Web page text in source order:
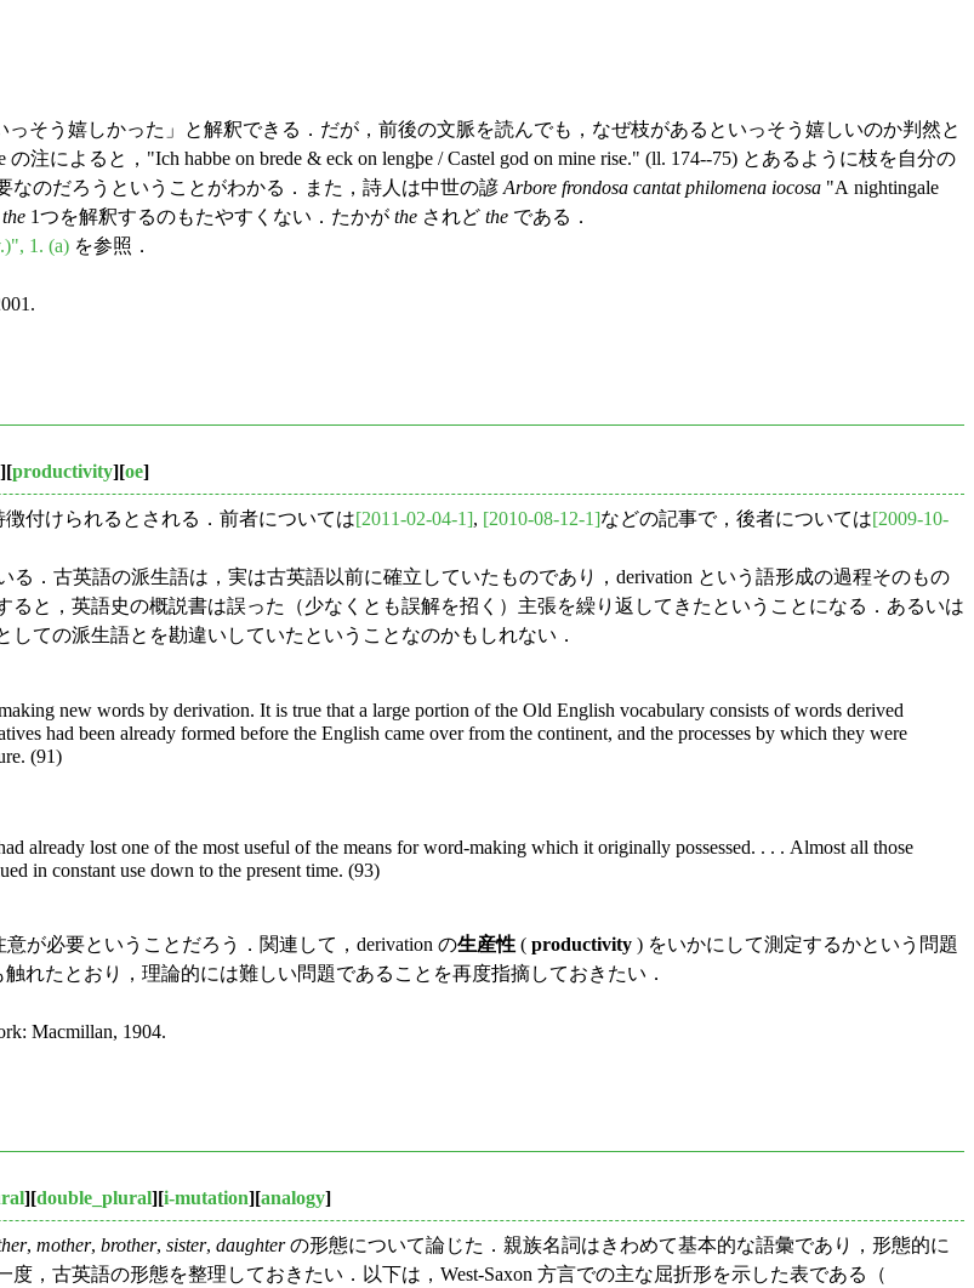
っそう嬉しかった」と解釈できる．だが，前後の文脈を読んでも，なぜ枝があるといっそう嬉しいのか判然と
によると，"Ich habbe on brede & eck on lengþe / Castel god on mine rise." (ll. 174--75) とあるように枝を自分の
なのだろうということがわかる．また，詩人は中世の諺Arbore frondosa cantat philomena iocosa "A nightingale
the 1つを解釈するのもたやすくない．たかが the されど the である．
1. (a) を参照．
][productivity][oe]
徴付けられるとされる．前者については[2011-02-04-1], [2010-08-12-1]などの記事で，後者については[2009-10-
．古英語の派生語は，実は古英語以前に確立していたものであり，derivation という語形成の過程そのもの
と，英語史の概説書は誤った（少なくとも誤解を招く）主張を繰り返してきたということになる．あるいは
ての派生語とを勘違いしていたということなのかもしれない．
new words by derivation. It is true that a large portion of the Old English vocabulary consists of words derived
had been already formed before the English came over from the continent, and the processes by which they were
(91)
already lost one of the most useful of the means for word-making which it originally possessed. . . . Almost all those
in constant use down to the present time. (93)
が必要ということだろう．関連して，derivation の生産性 ( productivity ) をいかにして測定するかという問題
れたとおり，理論的には難しい問題であることを再度指摘しておきたい．
Macmillan, 1904.
][double_plural][i-mutation][analogy]
, mother, brother, sister, daughterの形態について論じた．親族名詞はきわめて基本的な語彙であり，形態的に
，古英語の形態を整理しておきたい．以下は，West-Saxon 方言での主な屈折形を示した表である（